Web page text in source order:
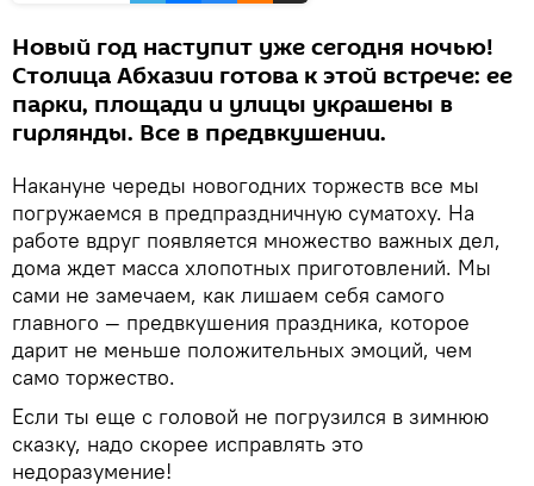
Новый год наступит уже сегодня ночью!
Столица Абхазии готова к этой встрече: ее
парки, площади и улицы украшены в
гирлянды. Все в предвкушении.
Накануне череды новогодних торжеств все мы
погружаемся в предпраздничную суматоху. На
работе вдруг появляется множество важных дел,
дома ждет масса хлопотных приготовлений. Мы
сами не замечаем, как лишаем себя самого
главного — предвкушения праздника, которое
дарит не меньше положительных эмоций, чем
само торжество.
Если ты еще с головой не погрузился в зимнюю
сказку, надо скорее исправлять это
недоразумение!